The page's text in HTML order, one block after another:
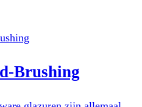
Brushing